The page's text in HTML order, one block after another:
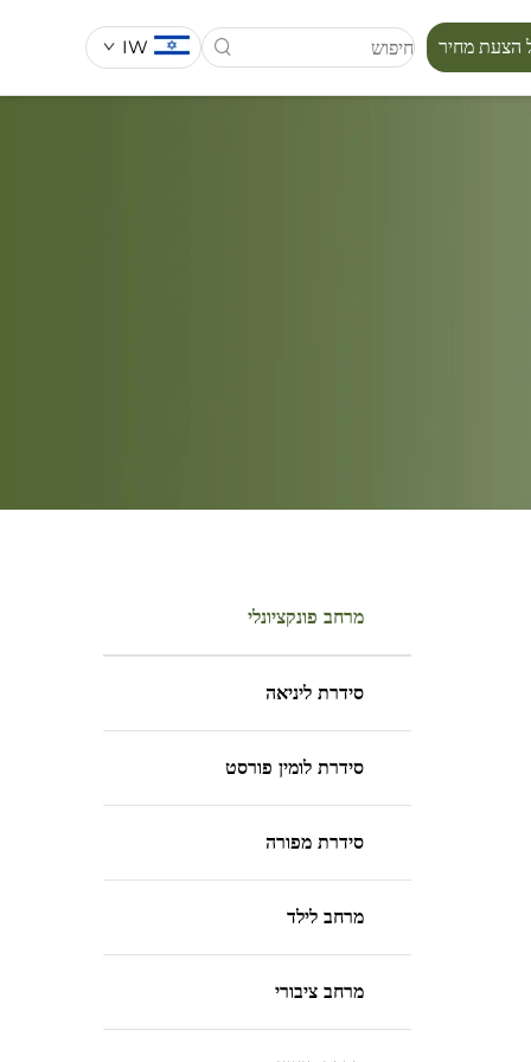
הצעת מחיר IW
מרחב פונקציונלי
סידרת ליניאה
סידרת לומין פורסט
סידרת מפורה
מרחב לילד
מרחב ציבורי